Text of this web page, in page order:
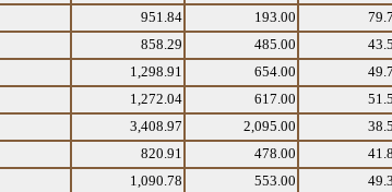
951.84 193.00
858.29 485.00
1,298.91 654.00
1,272.04 617.00
3,408.97 2,095.00
820.91 478.00
1,090.78 553.00